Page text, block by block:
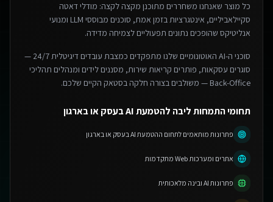
כל מוצר שאנחנו משחררים מתוכנן מקצה לקצה: מודלי דאטה
סקיילאביליים, אינטגרציות בזמן אמת, סוכנים מבוססי LLM ומנועי
אנליטיקס שהופכים נתונים תפעוליים לצמיחה מדידה.
סוכני ה-AI האוטונומיים שלנו מתפקדים כמצבת עובדים דיגיטלית 24/7 —
סוגרים עסקאות, פותרים קריאות שירות, מסננים לידים ומנהלים תהליכי
Back-Office — משולבים בצורה חלקה בסטאק הקיים שלכם.
תחומי התמחות ליבה להטמעת AI בעסק או בארגון
פתרונות מותאמים לתחום ההטמעת AI בעסק או בארגון
אתרים ומערכות Web מתקדמות
פתרונות AI ובינה מלאכותית